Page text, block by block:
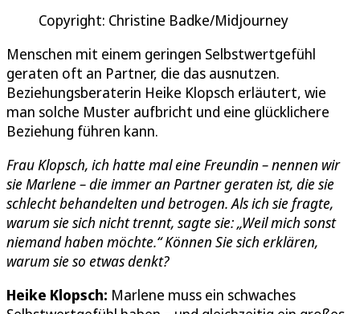
Copyright: Christine Badke/Midjourney
Menschen mit einem geringen Selbstwertgefühl
geraten oft an Partner, die das ausnutzen.
Beziehungsberaterin Heike Klopsch erläutert, wie
man solche Muster aufbricht und eine glücklichere
Beziehung führen kann.
Frau Klopsch, ich hatte mal eine Freundin – nennen wir
sie Marlene – die immer an Partner geraten ist, die sie
schlecht behandelten und betrogen. Als ich sie fragte,
warum sie sich nicht trennt, sagte sie: „Weil mich sonst
niemand haben möchte.“ Können Sie sich erklären,
warum sie so etwas denkt?
Heike Klopsch: Marlene muss ein schwaches